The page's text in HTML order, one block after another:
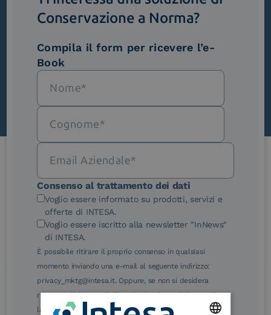
Iscriviti alla newsletter
Novità, iniziative ed eventi dal mondo della
Scopri InNews
Le nostre certificazioni
eIDAS Qualified Trust
Service Provider
eIDAS Qualified Trust
Service Provider for
Remote Qualified
Electronic Signature /
Seal Creation
Conservazione a Norma?
Compila il form per ricevere l’e-
Book
Consenso al trattamento dei dati
Voglio essere informato su prodotti, servizi e
offerte di INTESA.
Voglio essere iscritto alla newsletter "InNews"
di INTESA.
È possibile ritirare il proprio consenso in qualsiasi
momento inviando una e-mail al seguente indirizzo:
privacy_mktg@intesa.it. Oppure, se non si desidera
ricevere più le e-mail di marketing, è possibile annullare
la sottoscrizione facendo clic sul relativo link di